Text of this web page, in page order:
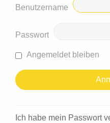
Benutzername
Passwort
Angemeldet bleiben
Ich habe mein Passwort